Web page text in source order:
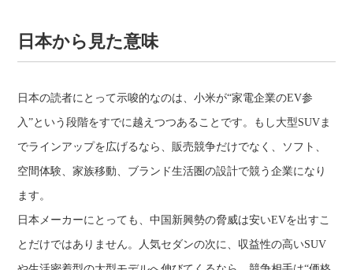
日本から見た意味
日本の読者にとって示唆的なのは、小米が“家電企業のEV参
入”という段階をすでに越えつつあることです。もし大型SUVま
でラインアップを広げるなら、販売競争だけでなく、ソフト、
空間体験、家族移動、ブランド生活圏の設計で競う企業になり
ます。
日本メーカーにとっても、中国新興勢の脅威は安いEVを出すこ
とだけではありません。人気セダンの次に、収益性の高いSUV